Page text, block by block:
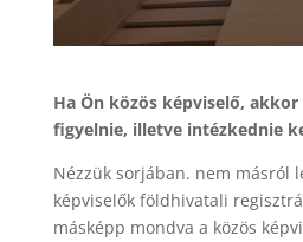
Ha Ön közös képviselő,
figyelnie, illetve intézkednie
Nézzük sorjában. nem másról
képviselők földhivatali
másképp mondva a közös